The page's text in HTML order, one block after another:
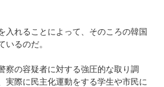
入れることによって、そのころの韓国
いるのだ。
察の容疑者に対する強圧的な取り調
実際に民主化運動をする学生や市民に